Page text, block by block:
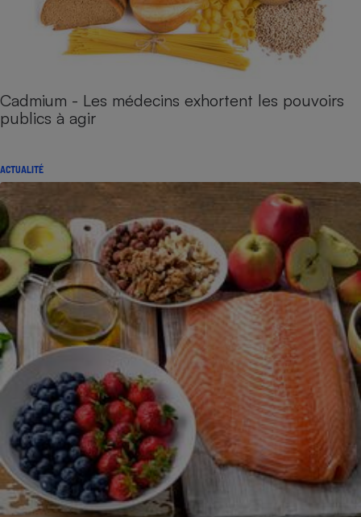
Cadmium - Les médecins exhortent les pouvoirs
publics à agir
ACTUALITÉ